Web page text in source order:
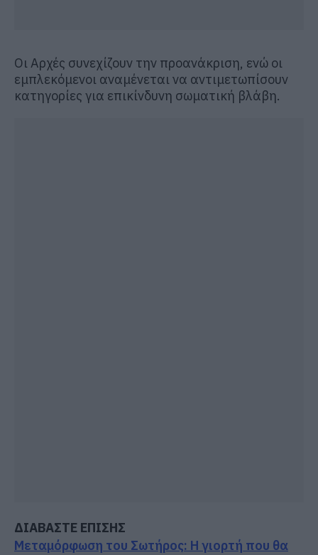
Οι Αρχές συνεχίζουν την προανάκριση, ενώ οι
εμπλεκόμενοι αναμένεται να αντιμετωπίσουν
κατηγορίες για επικίνδυνη σωματική βλάβη.
ΔΙΑΒΑΣΤΕ ΕΠΙΣΗΣ
Μεταμόρφωση του Σωτήρος: Η γιορτή που θα